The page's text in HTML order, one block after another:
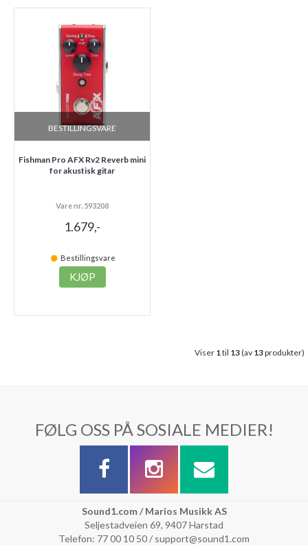
BESTILLINGSVARE
Fishman Pro AFX Rv2 Reverb mini
for akustisk gitar
Vare nr. 593208
1.679,-
Bestillingsvare
KJØP
Viser 1til 13(av 13produkter)
FØLG OSS PÅ SOSIALE MEDIER!
Sound1.com / Marios Musikk AS
Seljestadveien 69, 9407 Harstad
Telefon: 77 00 10 50 / support@sound1.com